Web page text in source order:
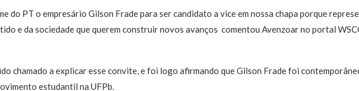
do PT o empresário Gilson Frade para ser candidato a vice em nossa chapa porque
e da sociedade que querem construir novos avanços  comentou Avenzoar no portal
chamado a explicar esse convite, e foi logo afirmando que Gilson Frade foi
estudantil na UFPb.